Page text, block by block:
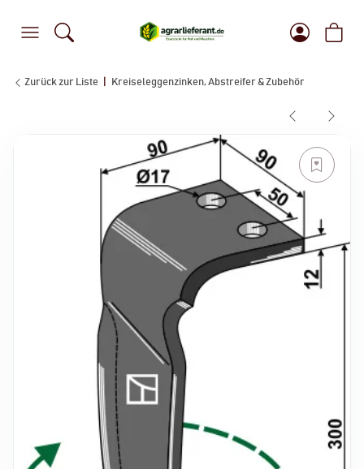
Zurück zur Liste Kreiseleggenzinken, Abstreifer & Zubehör